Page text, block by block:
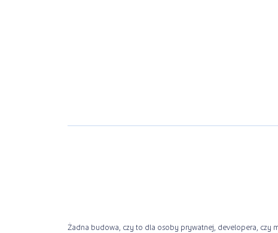
Żadna budowa, czy to dla osoby prywatnej, developera, czy
dziedzinie kosztorysowania są niezbędni na rynku pracy